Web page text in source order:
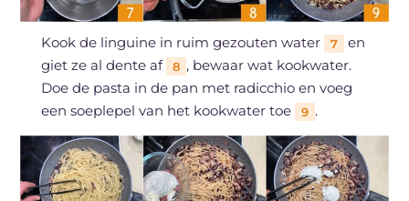
Kook de linguine in ruim gezouten water 7
en
giet ze al dente af
8 , bewaar wat kookwater.
Doe de pasta in de pan met radicchio en voeg
een soeplepel van het kookwater toe
9 .